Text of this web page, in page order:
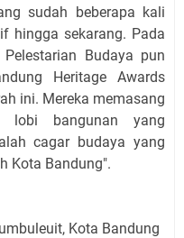
sudah beberapa kali
hingga sekarang. Pada
Budaya pun
Heritage Awards
ini. Mereka memasang
lobi bangunan yang
cagar budaya yang
Kota Bandung".
Kota Bandung